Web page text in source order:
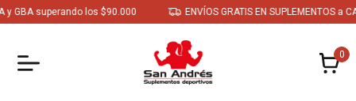
GBA superando los $90.000 ENVÍOS GRATIS EN SUPLEMENTOS a
0